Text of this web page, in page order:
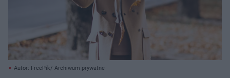
Autor: FreePik/ Archiwum prywatne